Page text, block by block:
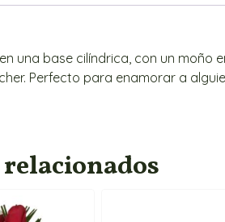
una base cilíndrica, con un moño
Perfecto para enamorar a